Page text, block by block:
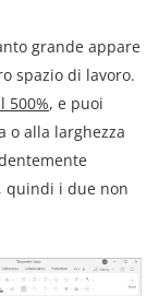
grande appare
spazio di lavoro.
500%, e puoi
o alla larghezza
quindi i due non